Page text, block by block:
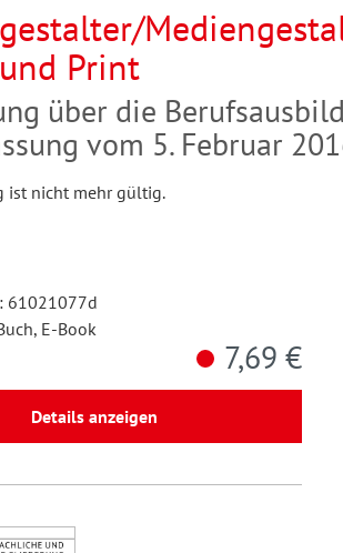
Print
über die
vom 5. Februar
ist nicht mehr gültig.
61021077d
E-Book
7,69 €
Details anzeigen